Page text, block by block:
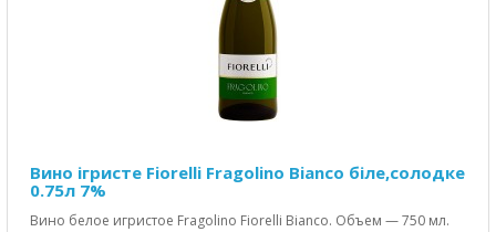
Вино ігристе Fiorelli Fragolino Bianco біле,солодке
0.75л 7%
Вино белое игристое Fragolino Fiorelli Bianco. Объем — 750 мл.